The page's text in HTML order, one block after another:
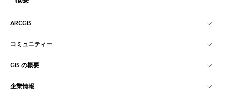
ARCGIS
ArcGIS の概要
マッピング
コミュニティー
Esri Community
ArcGIS ブログ
GIS の概要
GIS とは
企業情報